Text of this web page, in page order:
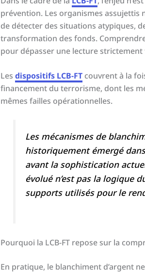
prévention. Les organismes assujettis
de détecter des situations atypiques,
transformation des fonds.
pour dépasser une lecture
Les dispositifs LCB-FT couvrent à la
financement du terrorisme, dont les
mêmes failles opérationnelles.
Les mécanismes de
historiquement émergé
avant la sophistication
évolué n’est pas la logique
supports utilisés pour le
Pourquoi la LCB-FT repose sur la
En pratique, le blanchiment d’argent